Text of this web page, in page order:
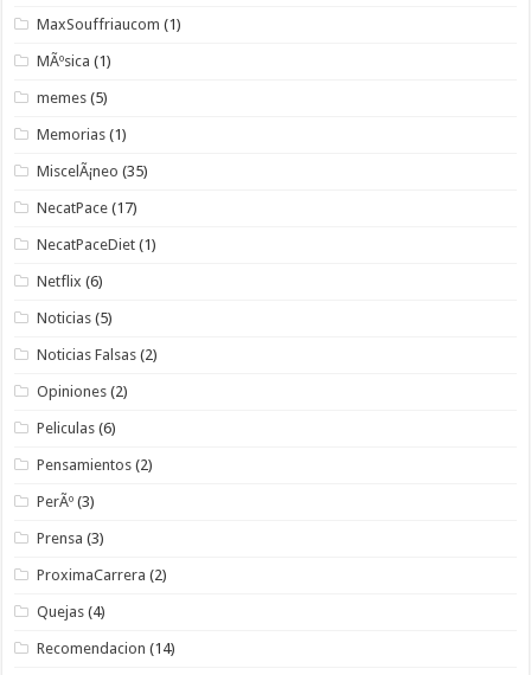
MaxSouffriaucom (1)
MÃºsica (1)
memes (5)
Memorias (1)
MiscelÃ¡neo (35)
NecatPace (17)
NecatPaceDiet (1)
Netflix (6)
Noticias (5)
Noticias Falsas (2)
Opiniones (2)
Peliculas (6)
Pensamientos (2)
PerÃº (3)
Prensa (3)
ProximaCarrera (2)
Quejas (4)
Recomendacion (14)